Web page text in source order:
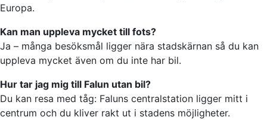
Europa.
Kan man uppleva mycket till fots?
Ja – många besöksmål ligger nära stadskärnan så du kan
uppleva mycket även om du inte har bil.
Hur tar jag mig till Falun utan bil?
Du kan resa med tåg: Faluns centralstation ligger mitt i
centrum och du kliver rakt ut i stadens möjligheter.